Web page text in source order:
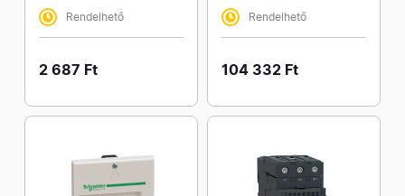
Rendelhető
2 687 Ft
Rendelhető
104 332 Ft